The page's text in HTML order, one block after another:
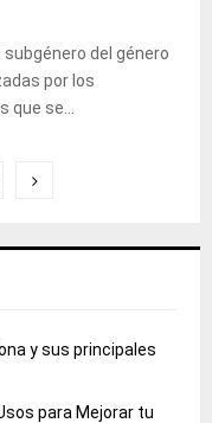
del género
por los
se...
y sus principales
para Mejorar tu